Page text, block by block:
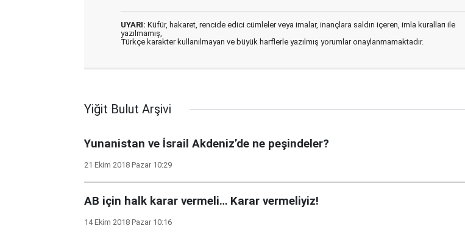
UYARI: Küfür, hakaret, rencide edici cümleler veya imalar, inançlara saldırı içeren, imla kuralları ile
yazılmamış,
Türkçe karakter kullanılmayan ve büyük harflerle yazılmış yorumlar onaylanmamaktadır.
Yiğit Bulut Arşivi
Yunanistan ve İsrail Akdeniz’de ne peşindeler?
21 Ekim 2018 Pazar 10:29
AB için halk karar vermeli… Karar vermeliyiz!
14 Ekim 2018 Pazar 10:16